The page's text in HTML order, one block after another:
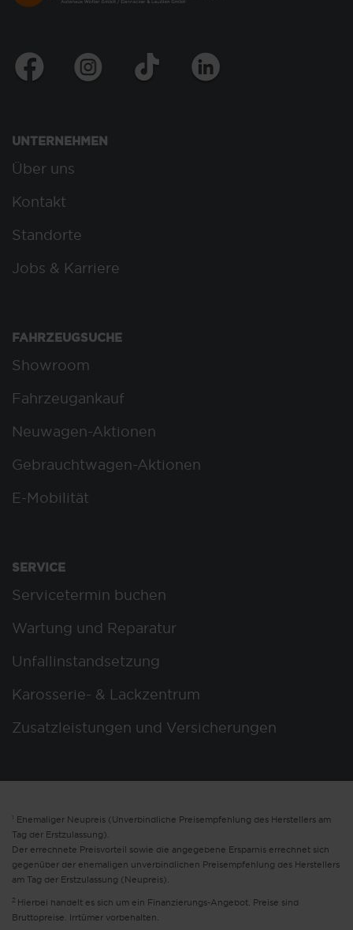
UNTERNEHMEN
Über uns
Kontakt
Standorte
Jobs & Karriere
FAHRZEUGSUCHE
Showroom
Fahrzeugankauf
Neuwagen-Aktionen
Gebrauchtwagen-Aktionen
E-Mobilität
SERVICE
Servicetermin buchen
Wartung und Reparatur
Unfallinstandsetzung
Karosserie- & Lackzentrum
Zusatzleistungen und Versicherungen
1 Ehemaliger Neupreis (Unverbindliche Preisempfehlung des Herstellers am
Tag der Erstzulassung).
Der errechnete Preisvorteil sowie die angegebene Ersparnis errechnet sich
gegenüber der ehemaligen unverbindlichen Preisempfehlung des Herstellers
am Tag der Erstzulassung (Neupreis).
2 Hierbei handelt es sich um ein Finanzierungs-Angebot. Preise sind
Bruttopreise. Irrtümer vorbehalten.